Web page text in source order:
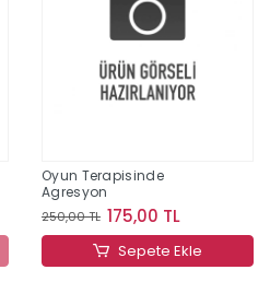
Oyun Terapisinde
Agresyon
250,00 TL 175,00 TL
Sepete Ekle